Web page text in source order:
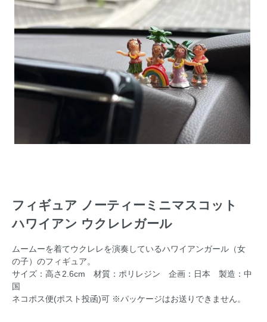
フィギュア ノーティーミニマスコット
ハワイアン ウクレレガール
ムームーを着てウクレレを演奏しているハワイアンガール（女
の子）のフィギュア。
サイズ：高さ2.6cm 材質：ポリレジン 企画：日本 製造：中
国
ネコポス便(ポスト投函)可 ※パッケージはお送りできません。